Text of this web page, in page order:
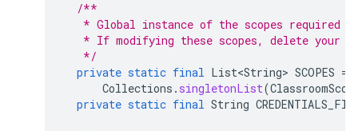
/**
* Global instance of the scopes required
* If modifying these scopes, delete your
   */
private static final List<String> SCOPES =
Collections . singletonList(
private static final String